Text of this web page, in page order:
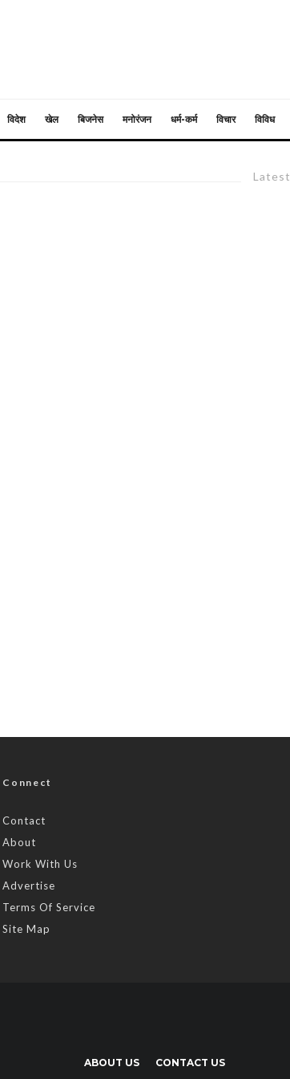
विदेश खेल बिजनेस मनोरंजन धर्म-कर्म विचार विविध
Latest
Connect
Contact
About
Work With Us
Advertise
Terms Of Service
Site Map
ABOUT US CONTACT US